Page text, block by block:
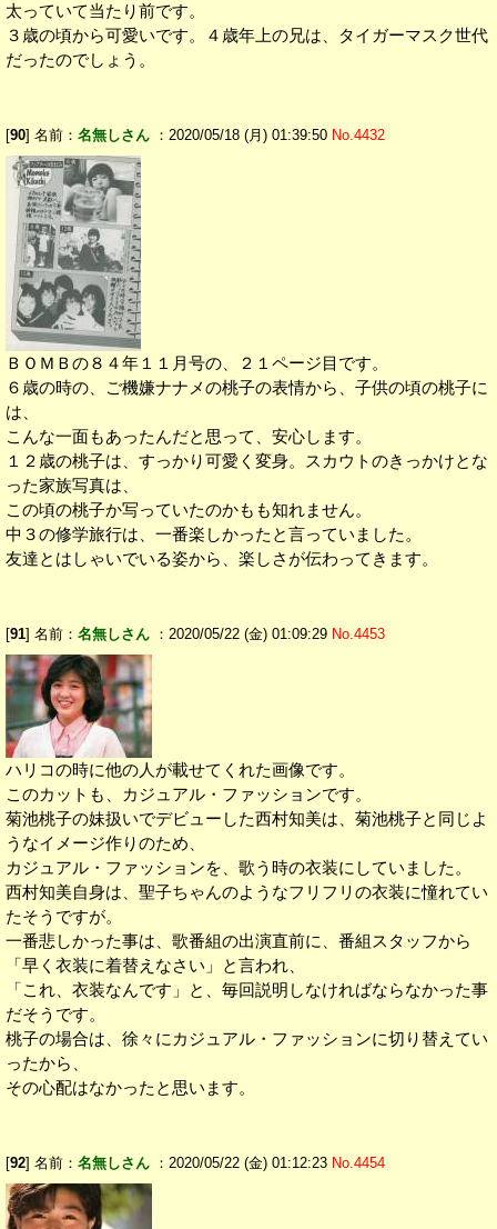
太っていて当たり前です。
３歳の頃から可愛いです。４歳年上の兄は、タイガーマスク世代
だったのでしょう。
[90] 名前： 名無しさん ：2020/05/18 (月) 01:39:50 No.4432
ＢＯＭＢの８４年１１月号の、２１ページ目です。
６歳の時の、ご機嫌ナナメの桃子の表情から、子供の頃の桃子に
は、
こんな一面もあったんだと思って、安心します。
１２歳の桃子は、すっかり可愛く変身。スカウトのきっかけとな
った家族写真は、
この頃の桃子か写っていたのかもも知れません。
中３の修学旅行は、一番楽しかったと言っていました。
友達とはしゃいでいる姿から、楽しさが伝わってきます。
[91] 名前： 名無しさん ：2020/05/22 (金) 01:09:29 No.4453
ハリコの時に他の人が載せてくれた画像です。
このカットも、カジュアル・ファッションです。
菊池桃子の妹扱いでデビューした西村知美は、菊池桃子と同じよ
うなイメージ作りのため、
カジュアル・ファッションを、歌う時の衣装にしていました。
西村知美自身は、聖子ちゃんのようなフリフリの衣装に憧れてい
たそうですが。
一番悲しかった事は、歌番組の出演直前に、番組スタッフから
「早く衣装に着替えなさい」と言われ、
「これ、衣装なんです」と、毎回説明しなければならなかった事
だそうです。
桃子の場合は、徐々にカジュアル・ファッションに切り替えてい
ったから、
その心配はなかったと思います。
[92] 名前： 名無しさん ：2020/05/22 (金) 01:12:23 No.4454